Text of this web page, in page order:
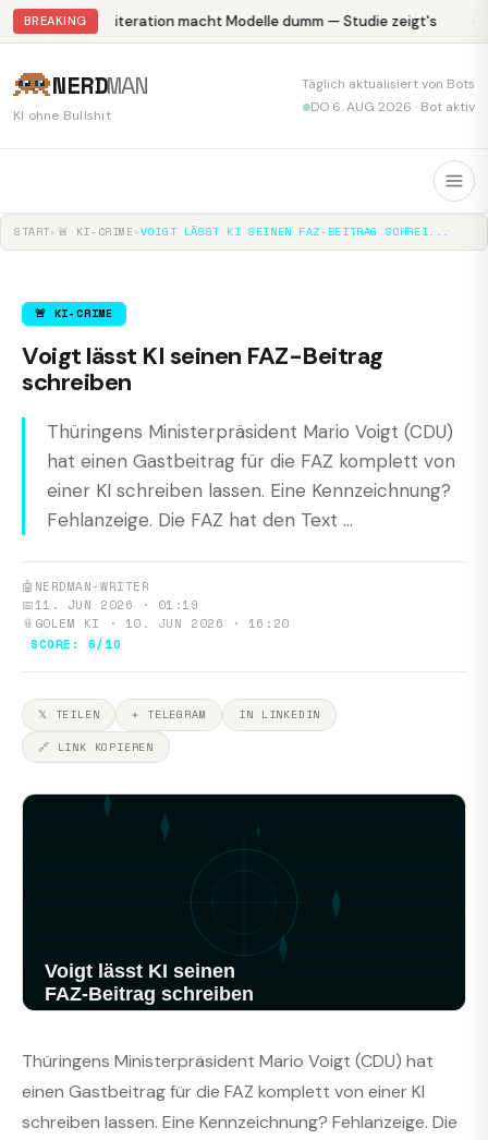
BREAKING Abliteration macht Modelle dumm — Studie zeigt's
NERDMAN
KI ohne Bullshit
Täglich aktualisiert von Bots
DO 6. AUG 2026 · Bot aktiv
START▸ 🚨 KI-CRIME▸VOIGT LÄSST KI SEINEN FAZ-BEITRAG SCHREI...
🚨 KI-CRIME
Voigt lässt KI seinen FAZ-Beitrag
schreiben
Thüringens Ministerpräsident Mario Voigt (CDU)
hat einen Gastbeitrag für die FAZ komplett von
einer KI schreiben lassen. Eine Kennzeichnung?
Fehlanzeige. Die FAZ hat den Text ...
🤖 NERDMAN-WRITER
📅11. JUN 2026 · 01:19
📎 GOLEM KI · 10. JUN 2026 · 16:20
SCORE: 6/10
𝕏 TEILEN ✈ TELEGRAM
IN LINKEDIN
🔗 LINK KOPIEREN
Thüringens Ministerpräsident Mario Voigt (CDU) hat
einen Gastbeitrag für die FAZ komplett von einer KI
schreiben lassen. Eine Kennzeichnung? Fehlanzeige. Die